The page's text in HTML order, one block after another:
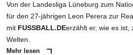
Von der Landesliga Lüneburg zum
für den 27-jährigen Leon Perera zur
mit FUSSBALL.DEerzählt er, wie es ist,
Welten.
Mehr lesen